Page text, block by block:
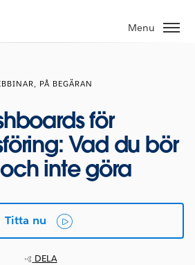
Menu
PÅ BEGÄRAN
för
Vad du bör
inte göra
Titta nu
DELA